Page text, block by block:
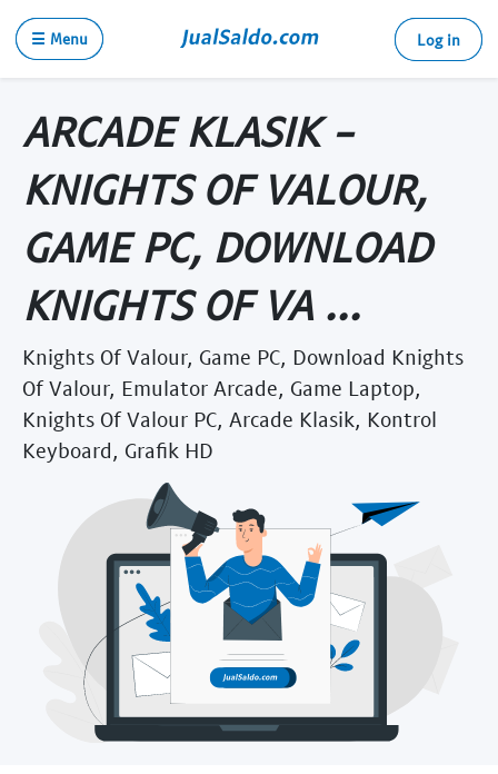
☰ Menu Log in
ARCADE KLASIK -
KNIGHTS OF VALOUR,
GAME PC, DOWNLOAD
KNIGHTS OF VA ...
Knights Of Valour, Game PC, Download Knights
Of Valour, Emulator Arcade, Game Laptop,
Knights Of Valour PC, Arcade Klasik, Kontrol
Keyboard, Grafik HD